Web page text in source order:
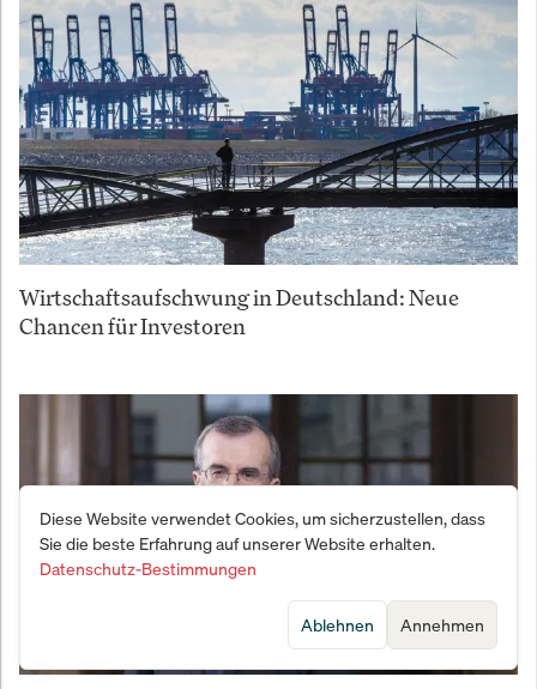
Wirtschaftsaufschwung in Deutschland: Neue
Chancen für Investoren
Diese Website verwendet Cookies, um sicherzustellen, dass
Sie die beste Erfahrung auf unserer Website erhalten.
Datenschutz-Bestimmungen
Annehmen
Ablehnen